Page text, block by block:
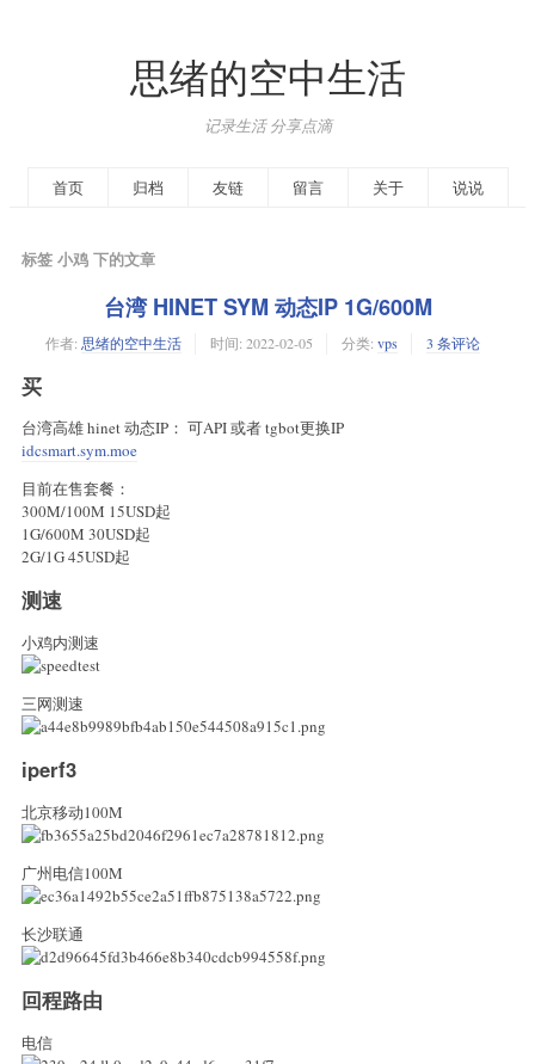
思绪的空中生活
记录生活 分享点滴
首页 归档 友链 留言 关于 说说
标签 小鸡 下的文章
台湾 HINET SYM 动态IP 1G/600M
作者: 思绪的空中生活 时间: 2022-02-05 分类: vps 3 条评论
买
台湾高雄 hinet 动态IP： 可API 或者 tgbot更换IP
idcsmart.sym.moe
目前在售套餐：
300M/100M 15USD起
1G/600M 30USD起
2G/1G 45USD起
测速
小鸡内测速
三网测速
iperf3
北京移动100M
广州电信100M
长沙联通
回程路由
电信